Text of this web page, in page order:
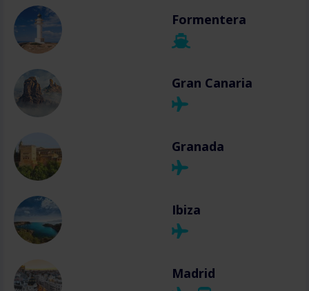
Formentera
Gran Canaria
Granada
Ibiza
Madrid